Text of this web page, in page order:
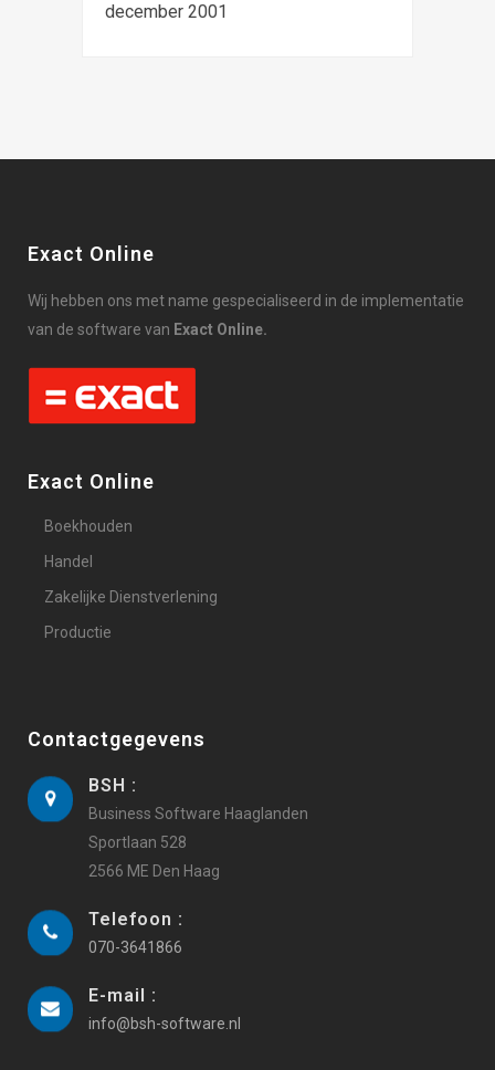
december 2001
Exact Online
Wij hebben ons met name gespecialiseerd in de implementatie
van de software van Exact Online.
Exact Online
Boekhouden
Handel
Zakelijke Dienstverlening
Productie
Contactgegevens
BSH :
Business Software Haaglanden
Sportlaan 528
2566 ME Den Haag
Telefoon :
070-3641866
E-mail :
info@bsh-software.nl